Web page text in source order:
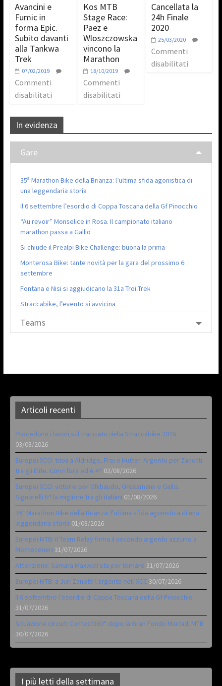
Avancini e
Fumic in
forma Epic.
Subito davanti
alla Tankwa
Trek
07/02/2019
Commenti
disabilitati
Kos MTB
Stage Race:
Paez e
Wloszczowska
vincono la
Marathon
18/10/2019
Commenti
disabilitati
Cancellata la
24h Finale
2020
25/03/2020
Commenti
disabilitati
In evidenza
Gare
35ª Marathon Bike della Brianza: l’ultima sfida agonistica di
una leggendaria storia
Il 6 settembre l’esordio di Coppa Toscana della Gf Pinocchio
“Au revoir” Monselice in Rosa. Il campionato italiano
marathon passa a Gallio
Si chiude il Prealpi Bike Challenge: buona la prima
Monterosa Bike: tante novità per la gara del prossimo 6
settembre
Fontana e Nisi si aggiudicano la 31a Troi Trek
Straccabike, l’evento si avvicina
Teams
Articoli recenti
Procedono i lavori sul tracciato della Straccabike 2026
03/08/2026
Europei XCO: titoli a Aldridge, Frei e Hutter. Argento per Zanotti
tra gli Elite. Corvi fora ed è 4^ 02/08/2026
Europei XCO: vittorie per Ghibaudo, Grossmann e Gallis.
Signorelli 5^ la migliore tra gli italiani 01/08/2026
35ª Marathon Bike della Brianza: l’ultima sfida agonistica di una
leggendaria storia 01/08/2026
Europei MTB: il Team Relay firma il secondo argento azzurro a
Monteceneri 31/07/2026
Attenzione: Samara Maxwell sta per tornare 31/07/2026
Europei MTB: a Juri Zanotti l’argento nell’XCC 30/07/2026
Il 6 settembre l’esordio di Coppa Toscana della Gf Pinocchio
31/07/2026
Situazione circuiti Contest360° dopo la Gran Fondo Marradi MTB
30/07/2026
I più letti della settimana